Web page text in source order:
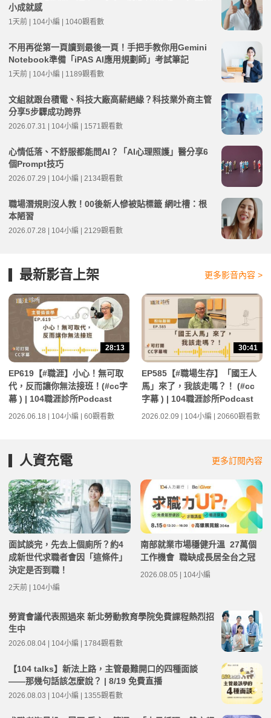
小成就感
1天前 | 104小編 | 1040觀看數
不用再從第一頁讀到最後一頁！手把手教你用Gemini
Notebook準備「iPAS AI應用規劃師」考試筆記
1天前 | 104小編 | 1189觀看數
文組就跟台積電、科技大廠高薪絕緣？科技業外商主管
分享5步驟成功跨界
2026.07.31 | 104小編 | 1571觀看數
心情低落、不舒服都能問AI？「AI心理照護」醫分享6
個Prompt技巧
2026.07.29 | 104小編 | 2134觀看數
職場潛規則沒人教！00後新人慘被貼標籤 網吐槽：根
本陋習
2026.07.28 | 104小編 | 2129觀看數
最新影音上架 更多影音內容 >
28:13
EP619【#職涯】小心！無可取
代，反而讓你無法接班！(#cc字
幕 ) | 104職涯診所Podcast
2026.06.18 | 104小編 | 60觀看數
30:41
EP585【#職場生存】「國王人
馬」來了，我該走嗎？！ (#cc
字幕 ) | 104職涯診所Podcast
2026.02.09 | 104小編 | 20660觀看數
人資充電 更多訂閱內容
面試談完，先去上個廁所？約4
成新世代求職者會因「這條件」
決定是否到職！
2天前 | 104小編
南部就業市場穩健升溫 27萬個
工作機會 職缺成長居全台之冠
2026.08.05 | 104小編
勞資會議代表照過來 新北勞動教育學院免費課程熱烈招
生中
2026.08.04 | 104小編 | 1784觀看數
【104 talks】新法上路，主管最難開口的四種面談
——那幾句話該怎麼說？ | 8/19 免費直播
2026.08.03 | 104小編 | 1355觀看數